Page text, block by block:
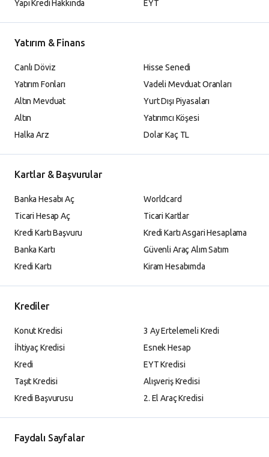
Yapı Kredi Hakkında
EYT
Yatırım & Finans
Canlı Döviz
Yatırım Fonları
Altın Mevduat
Altın
Halka Arz
Hisse Senedi
Vadeli Mevduat Oranları
Yurt Dışı Piyasaları
Yatırımcı Köşesi
Dolar Kaç TL
Kartlar & Başvurular
Banka Hesabı Aç
Ticari Hesap Aç
Kredi Kartı Başvuru
Banka Kartı
Kredi Kartı
Worldcard
Ticari Kartlar
Kredi Kartı Asgari Hesaplama
Güvenli Araç Alım Satım
Kiram Hesabımda
Krediler
Konut Kredisi
İhtiyaç Kredisi
Kredi
Taşıt Kredisi
Kredi Başvurusu
3 Ay Ertelemeli Kredi
Esnek Hesap
EYT Kredisi
Alışveriş Kredisi
2. El Araç Kredisi
Faydalı Sayfalar